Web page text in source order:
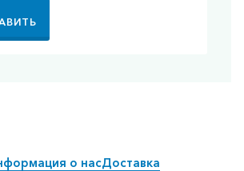
о насДоставка